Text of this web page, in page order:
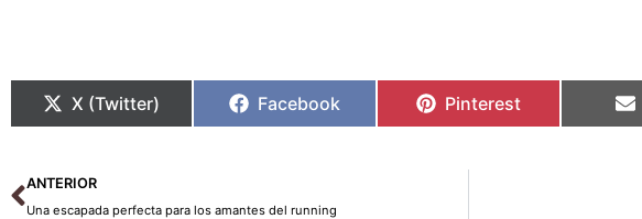
X (Twitter) Facebook Pinterest
Ant
ANTERIOR
Una escapada perfecta para los amantes del running